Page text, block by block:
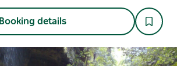
Booking details